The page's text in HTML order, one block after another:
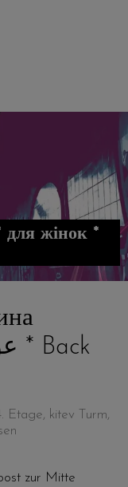
Etage, kitev Turm,
zur Mitte